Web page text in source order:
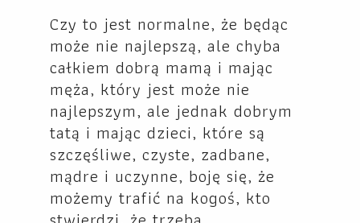
Czy to jest normalne, że będąc
może nie najlepszą, ale chyba
całkiem dobrą mamą i mając
męża, który jest może nie
najlepszym, ale jednak dobrym
tatą i mając dzieci, które są
szczęśliwe, czyste, zadbane,
mądre i uczynne, boję się, że
możemy trafić na kogoś, kto